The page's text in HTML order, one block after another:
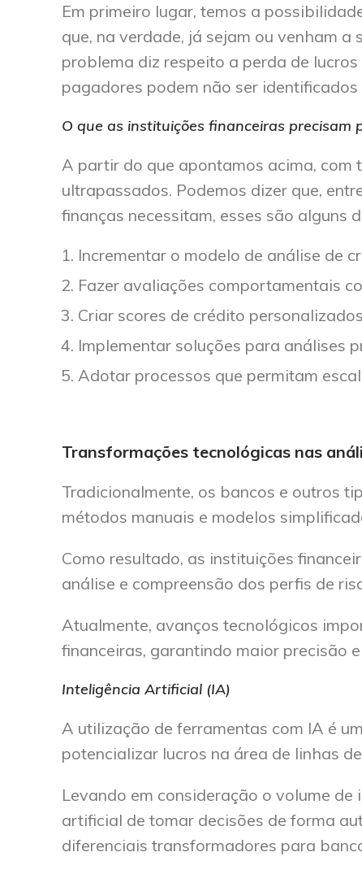
Em primeiro lugar, temos a
que, na verdade, já sejam ou venham
problema diz respeito a perda de
pagadores podem não ser identificados
O que as instituições financeiras precisam
A partir do que apontamos acima, com
ultrapassados. Podemos dizer que,
finanças necessitam, esses são alguns
Incrementar o modelo de análise de
Fazer avaliações comportamentais
Criar scores de crédito
Implementar soluções para análises
Adotar processos que permitam
Transformações tecnológicas nas
Tradicionalmente, os bancos e outros
métodos manuais e modelos
Como resultado, as instituições
análise e compreensão dos perfis de
Atualmente, avanços tecnológicos
financeiras, garantindo maior precisão
Inteligência Artificial (IA)
A utilização de ferramentas com IA é
potencializar lucros na área de linhas
Levando em consideração o volume
artificial de tomar decisões de forma
diferenciais transformadores para